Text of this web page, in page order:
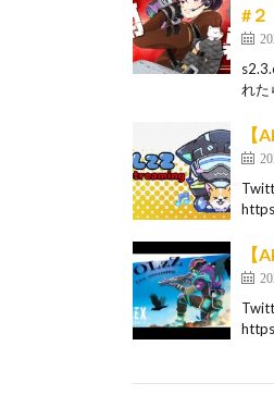
#２
れた
【
【